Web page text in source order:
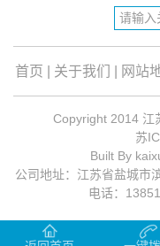
首页 关于我们 网站
Copyright 2014 江
苏
Built By
公司地址：江苏省盐城市
电话：